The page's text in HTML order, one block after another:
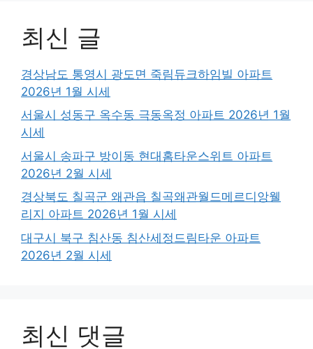
최신 글
경상남도 통영시 광도면 죽림듀크하임빌 아파트
2026년 1월 시세
서울시 성동구 옥수동 극동옥정 아파트 2026년 1월
시세
서울시 송파구 방이동 현대홈타운스위트 아파트
2026년 2월 시세
경상북도 칠곡군 왜관읍 칠곡왜관월드메르디앙웰
리지 아파트 2026년 1월 시세
대구시 북구 침산동 침산세정드림타운 아파트
2026년 2월 시세
최신 댓글